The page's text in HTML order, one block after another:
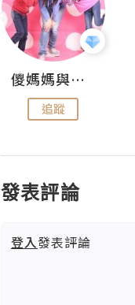
儍媽媽與兩隻小魔怪之家
追蹤
發表評論
登入發表評論